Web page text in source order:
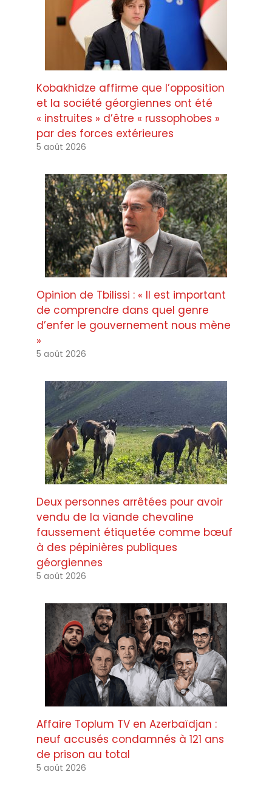
Kobakhidze affirme que l’opposition
et la société géorgiennes ont été
« instruites » d’être « russophobes »
par des forces extérieures
5 août 2026
Opinion de Tbilissi : « Il est important
de comprendre dans quel genre
d’enfer le gouvernement nous mène
»
5 août 2026
Deux personnes arrêtées pour avoir
vendu de la viande chevaline
faussement étiquetée comme bœuf
à des pépinières publiques
géorgiennes
5 août 2026
Affaire Toplum TV en Azerbaïdjan :
neuf accusés condamnés à 121 ans
de prison au total
5 août 2026